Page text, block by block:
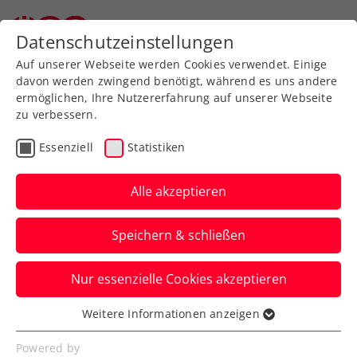
Zurück zur Newsübersicht
Verbands-Info
Keine Zeit zum Pokern:
ÖTV pocht auf zeitnahe
Erhöhung der
Sportförderung
„Es besteht dringender Handlungsbedarf.
Es ist keine Zeit für politisches
Geplänkel“, so ÖTV-Präsident Martin
Datenschutzeinstellungen
Auf unserer Webseite werden Cookies verwendet. Einige
davon werden zwingend benötigt, während es uns andere
ermöglichen, Ihre Nutzererfahrung auf unserer Webseite
zu verbessern.
Essenziell Statistiken
Alle akzeptieren
Speichern & schließen
Nur essenzielle Cookies akzeptieren
Essenziell
Essenzielle Cookies werden für grundlegende
Weitere Informationen anzeigen
Powered by